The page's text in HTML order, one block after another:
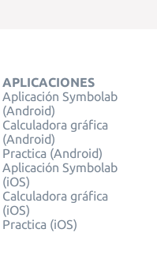
APLICACIONES
Aplicación Symbolab
(Android)
Calculadora gráfica
(Android)
Practica (Android)
Aplicación Symbolab
(iOS)
Calculadora gráfica
(iOS)
Practica (iOS)